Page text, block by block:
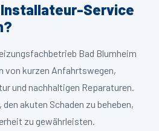
Installateur-Service
Bad Blumheim
von kurzen Anfahrtswegen,
und nachhaltigen Reparaturen.
akuten Schaden zu beheben,
zu gewährleisten.